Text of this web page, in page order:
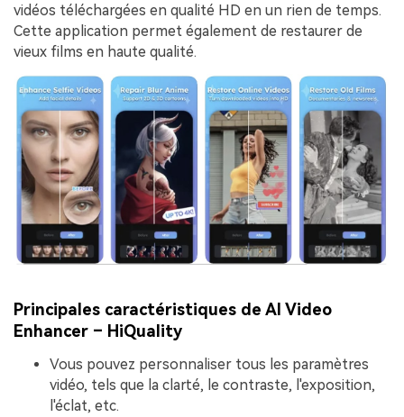
vidéos téléchargées en qualité HD en un rien de temps.
Cette application permet également de restaurer de
vieux films en haute qualité.
Principales caractéristiques de AI Video
Enhancer – HiQuality
Vous pouvez personnaliser tous les paramètres
vidéo, tels que la clarté, le contraste, l'exposition,
l'éclat, etc.